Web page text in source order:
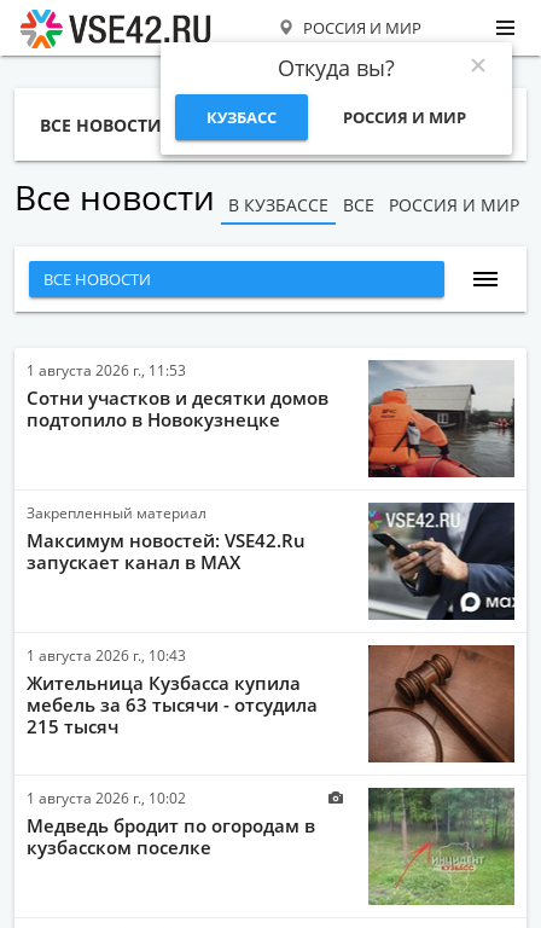
РОССИЯ И МИР
Откуда вы?
КУЗБАСС РОССИЯ И МИР
ВСЕ НОВОСТИ СТАТЬИ ТЕМЫ ФОТО
Все новости В КУЗБАССЕ ВСЕ РОССИЯ И МИР
ВСЕ НОВОСТИ
НАРОДНЫЕ НОВОСТИ
НОВОСТИ С ВИДЕО
НОВОСТИ КОМПАНИЙ
ОБЩЕСТВО
ПОЛИТИКА
ПРОИСШЕСТВИЯ
АВТО-МОТО
ИНТЕРНЕТ
1 августа 2026 г., 11:53
Сотни участков и десятки домов
подтопило в Новокузнецке
Закрепленный материал
Максимум новостей: VSE42.Ru
запускает канал в MAX
1 августа 2026 г., 10:43
Жительница Кузбасса купила
мебель за 63 тысячи - отсудила
215 тысяч
1 августа 2026 г., 10:02
Медведь бродит по огородам в
кузбасском поселке